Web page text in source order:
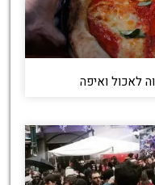
לאכול ואיפה